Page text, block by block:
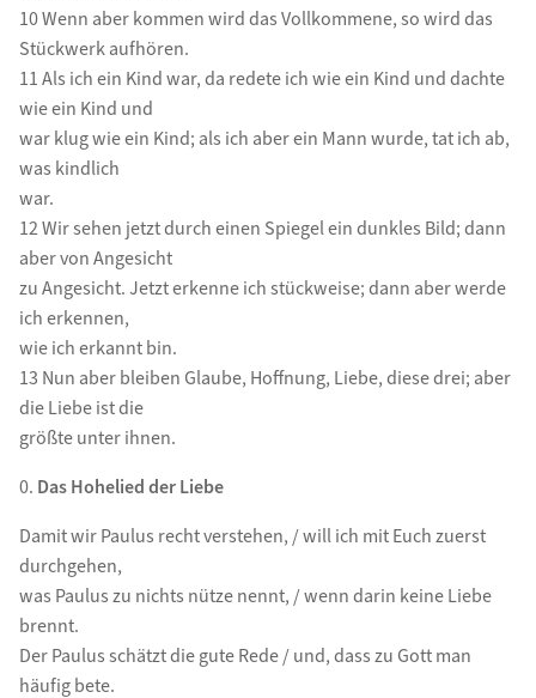
10 Wenn aber kommen wird das Vollkommene, so wird das
Stückwerk aufhören.
11 Als ich ein Kind war, da redete ich wie ein Kind und dachte
wie ein Kind und
war klug wie ein Kind; als ich aber ein Mann wurde, tat ich ab,
was kindlich
war.
12 Wir sehen jetzt durch einen Spiegel ein dunkles Bild; dann
aber von Angesicht
zu Angesicht. Jetzt erkenne ich stückweise; dann aber werde
ich erkennen,
wie ich erkannt bin.
13 Nun aber bleiben Glaube, Hoffnung, Liebe, diese drei; aber
die Liebe ist die
größte unter ihnen.
0. Das Hohelied der Liebe
Damit wir Paulus recht verstehen, / will ich mit Euch zuerst
durchgehen,
was Paulus zu nichts nütze nennt, / wenn darin keine Liebe
brennt.
Der Paulus schätzt die gute Rede / und, dass zu Gott man
häufig bete.